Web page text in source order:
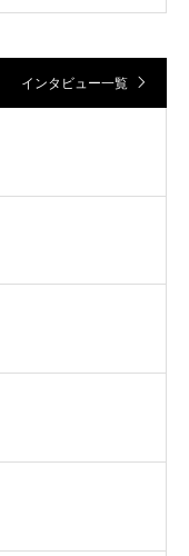
インタビュー一覧